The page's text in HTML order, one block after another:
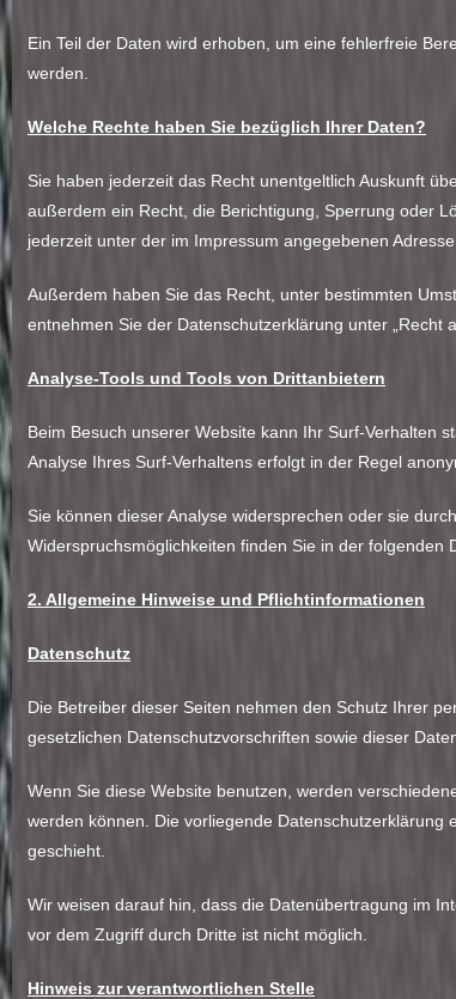
Ein Teil der Daten wird erhoben, um eine fehlerfreie
werden.
Welche Rechte haben Sie bezüglich Ihrer Daten?
Sie haben jederzeit das Recht unentgeltlich Auskunft
außerdem ein Recht, die Berichtigung, Sperrung oder
jederzeit unter der im Impressum angegebenen
Außerdem haben Sie das Recht, unter bestimmten
entnehmen Sie der Datenschutzerklärung unter „Recht
Analyse-Tools und Tools von Drittanbietern
Beim Besuch unserer Website kann Ihr Surf-Verhalten
Analyse Ihres Surf-Verhaltens erfolgt in der Regel
Sie können dieser Analyse widersprechen oder sie
Widerspruchsmöglichkeiten finden Sie in der folgenden
2. Allgemeine Hinweise und Pflichtinformationen
Datenschutz
Die Betreiber dieser Seiten nehmen den Schutz Ihrer
gesetzlichen Datenschutzvorschriften sowie dieser
Wenn Sie diese Website benutzen, werden
werden können. Die vorliegende
geschieht.
Wir weisen darauf hin, dass die Datenübertragung im
vor dem Zugriff durch Dritte ist nicht möglich.
Hinweis zur verantwortlichen Stelle